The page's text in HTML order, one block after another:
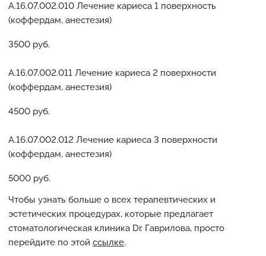
А.16.07.002.010 Лечение кариеса 1 поверхность
(коффердам, анестезия)
3500 руб.
А.16.07.002.011 Лечение кариеса 2 поверхности
(коффердам, анестезия)
4500 руб.
А.16.07.002.012 Лечение кариеса 3 поверхности
(коффердам, анестезия)
5000 руб.
Чтобы узнать больше о всех терапевтических и
эстетических процедурах, которые предлагает
стоматологическая клиника Dr. Гаврилова, просто
перейдите по этой ссылке.